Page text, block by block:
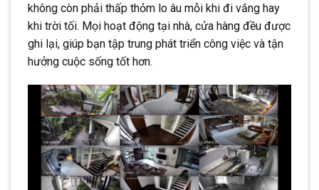
không còn phải thấp thỏm lo âu mỗi khi đi vắng hay
khi trời tối. Mọi hoạt động tại nhà, cửa hàng đều được
ghi lại, giúp bạn tập trung phát triển công việc và tận
hưởng cuộc sống tốt hơn.